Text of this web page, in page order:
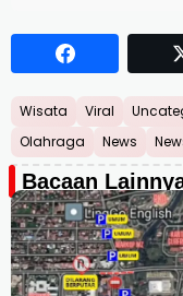
Wisata Viral
Olahraga
News
Bacaan